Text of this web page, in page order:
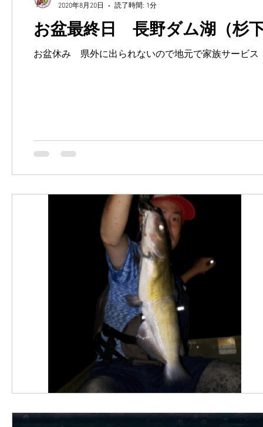
お盆最終日 長野ダム湖（杉
お盆休み 県外に出られないので地元で家族サービス
2020年8月20日
読了時間: 1分